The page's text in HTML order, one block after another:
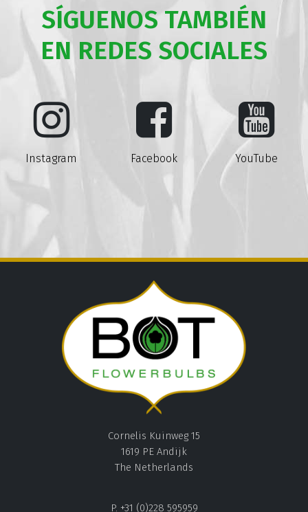
SÍGUENOS TAMBIÉN
EN REDES SOCIALES
Instagram Facebook YouTube
Cornelis Kuinweg 15
1619 PE Andijk
The Netherlands
P. +31 (0)228 595959